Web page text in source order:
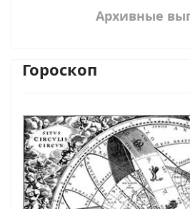
Архивные
Гороскоп